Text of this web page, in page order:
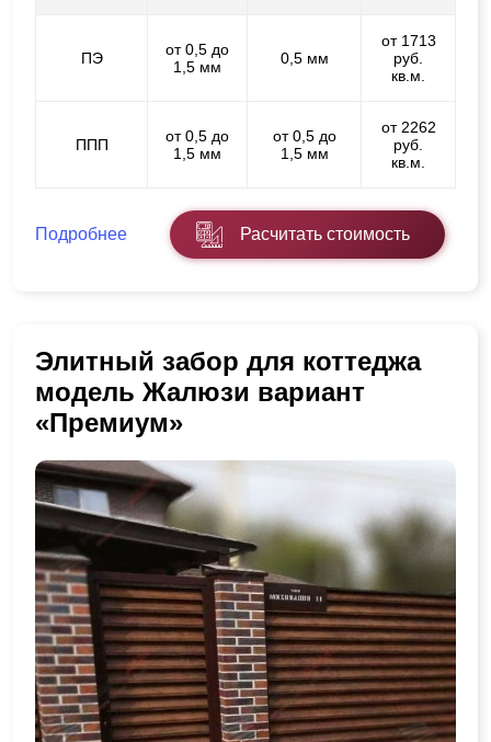
ПЭ
от 0,5 до
1,5 мм
0,5 мм
от 1713
руб.
кв.м.
ППП
от 0,5 до
1,5 мм
от 0,5 до
1,5 мм
от 2262
руб.
кв.м.
Подробнее Расчитать стоимость
Элитный забор для коттеджа
модель Жалюзи вариант
«Премиум»